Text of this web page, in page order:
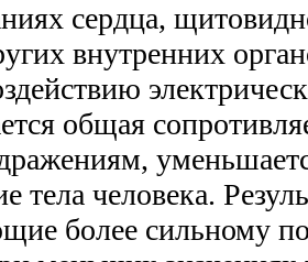
сердца,
внутренних
общая
тела человека.
более сильному